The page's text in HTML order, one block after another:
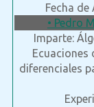
Fecha
• Pedro
Imparte:
Ecuaciones
diferenciales